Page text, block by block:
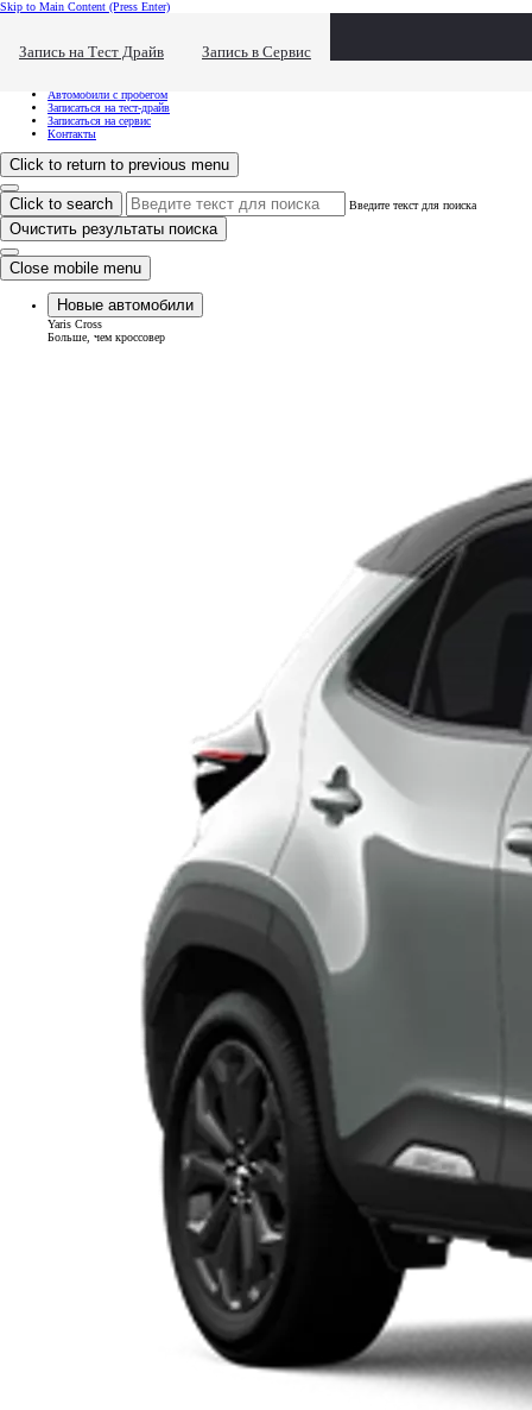
Skip to Main Content (Press Enter)
Запись на Тест Драйв Запись в Сервис
Хочу посмотреть... Click to close the reach out overlay
Автомобили с пробегом
Записаться на тест-драйв
Записаться на сервис
Контакты
Click to return to previous menu
Click to search Введите текст для поиска
Очистить результаты поиска
Close mobile menu
Новые автомобили
Yaris Cross
Больше, чем кроссовер